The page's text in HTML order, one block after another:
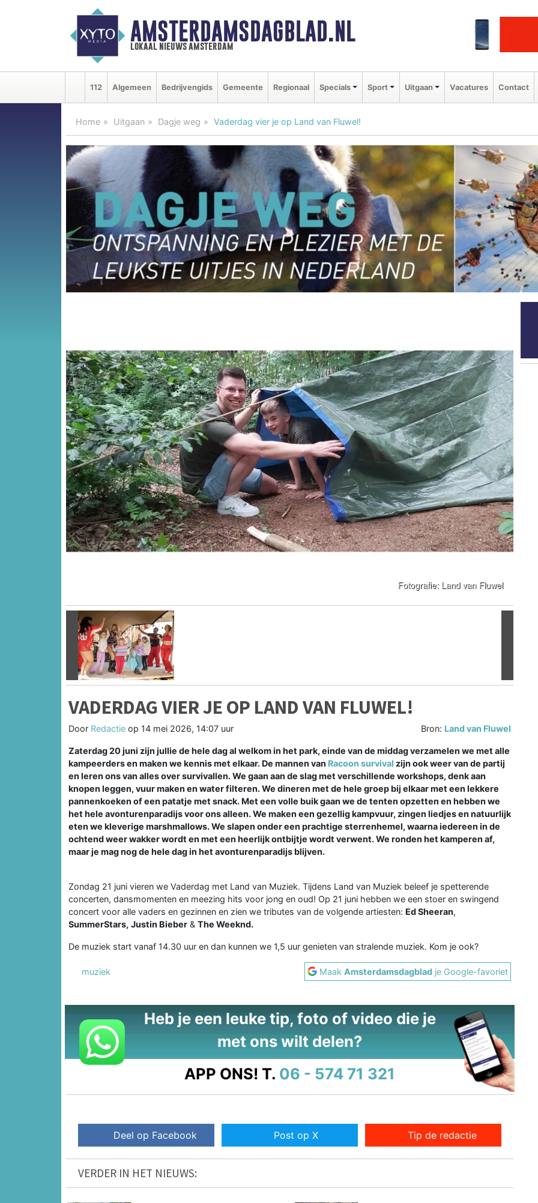
AMSTERDAMSDAGBLAD.NL
lokaal nieuws amsterdam
112 Algemeen Bedrijvengids Gemeente Regionaal Specials Sport Uitgaan Vacatures Contact
Home Uitgaan Dagje weg Vaderdag vier je op Land van Fluwel!
Vorige
VADERDAG VIER JE OP LAND VAN FLUWEL!
Door Redactie op 14 mei 2026, 14:07 uur Bron: Land van Fluwel
Zaterdag 20 juni zijn jullie de hele dag al welkom in het park, einde van de middag verzamelen we met alle
kampeerders en maken we kennis met elkaar. De mannen van Racoon survival zijn ook weer van de partij
en leren ons van alles over survivallen. We gaan aan de slag met verschillende workshops, denk aan
knopen leggen, vuur maken en water filteren. We dineren met de hele groep bij elkaar met een lekkere
pannenkoeken of een patatje met snack. Met een volle buik gaan we de tenten opzetten en hebben we
het hele avonturenparadijs voor ons alleen. We maken een gezellig kampvuur, zingen liedjes en natuurlijk
eten we kleverige marshmallows. We slapen onder een prachtige sterrenhemel, waarna iedereen in de
ochtend weer wakker wordt en met een heerlijk ontbijtje wordt verwent. We ronden het kamperen af,
maar je mag nog de hele dag in het avonturenparadijs blijven.
Zondag 21 juni vieren we Vaderdag met Land van Muziek. Tijdens Land van Muziek beleef je spetterende
concerten, dansmomenten en meezing hits voor jong en oud! Op 21 juni hebben we een stoer en swingend
concert voor alle vaders en gezinnen en zien we tributes van de volgende artiesten: Ed Sheeran,
SummerStars, Justin Bieber & The Weeknd.
De muziek start vanaf 14.30 uur en dan kunnen we 1,5 uur genieten van stralende muziek. Kom je ook?
muziek MaakAmsterdamsdagblad je Google-favoriet
Heb je een leuke tip, foto of video die je
met ons wilt delen?
APP ONS! T. 06 - 574 71 321
Deel op Facebook Post op X Tip de redactie
VERDER IN HET NIEUWS: